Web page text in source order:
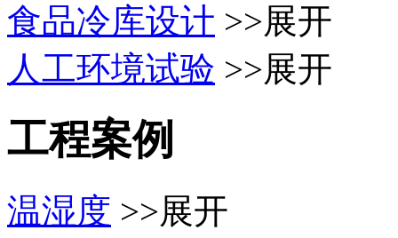
食品冷库设计 >>展开
人工环境试验 >>展开
工程案例
温湿度 >>展开